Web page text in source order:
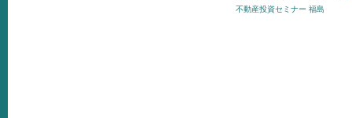
不動産投資セミナー 福島